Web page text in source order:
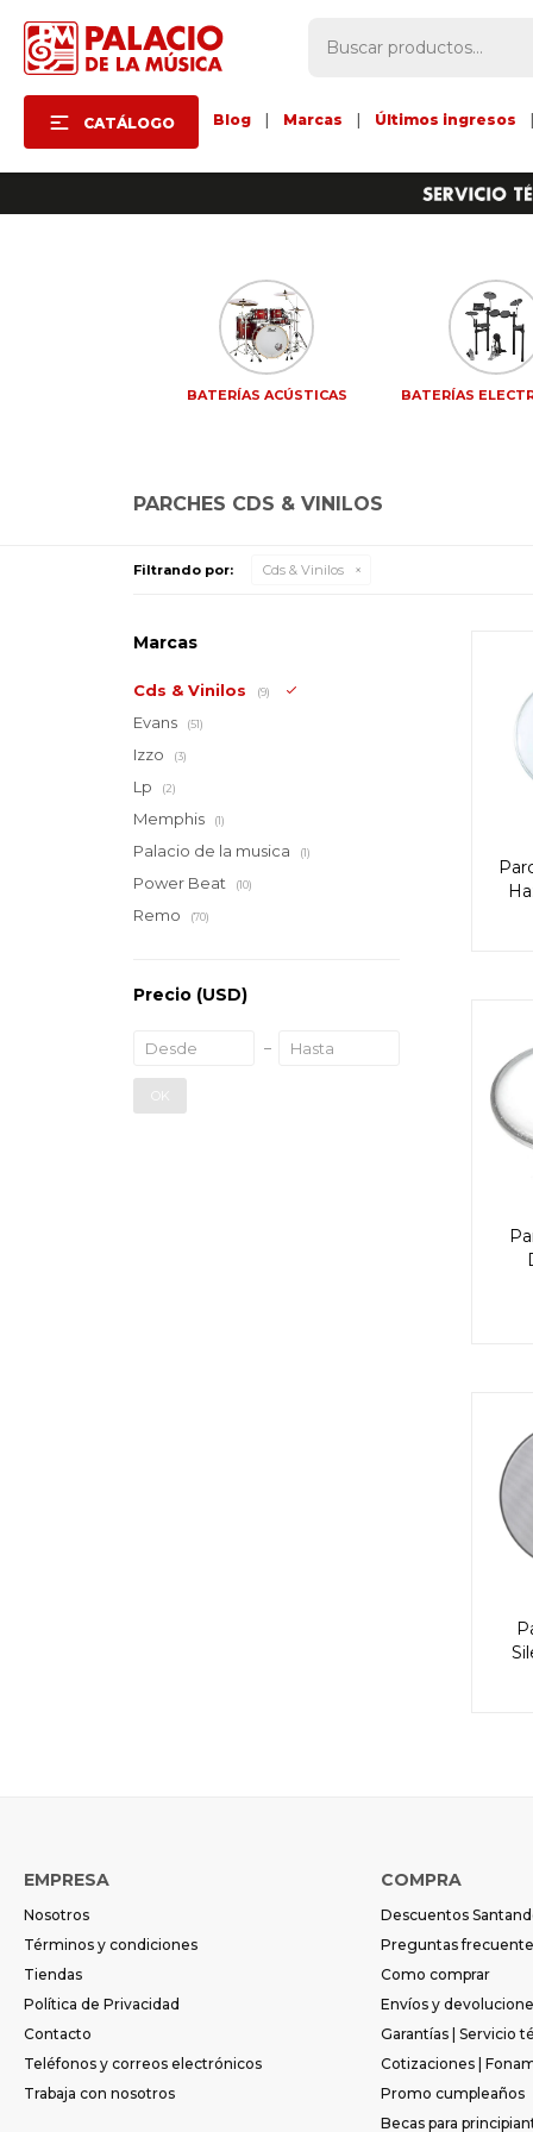
CATÁLOGO Blog Marcas Últimos ingresos
BATERÍAS ACÚSTICAS BATERÍAS
PARCHES CDS & VINILOS
Filtrando por: Cds & Vinilos
Marcas
Cds & Vinilos (9)
Evans (51)
Izzo (3)
Lp (2)
Memphis (1)
Palacio de la musica (1)
Power Beat (10)
Remo (70)
Precio (USD)
OK
EMPRESA
Nosotros
Términos y condiciones
Tiendas
Política de Privacidad
Contacto
Teléfonos y correos electrónicos
Trabaja con nosotros
COMPRA
Descuentos
Preguntas
Como comprar
Envíos y
Garantías | Servicio
Cotizaciones |
Promo cumpleaños
Becas para